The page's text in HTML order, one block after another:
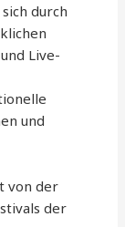
durch
Live-
und
von der
der